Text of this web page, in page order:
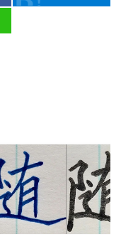
READ MORE